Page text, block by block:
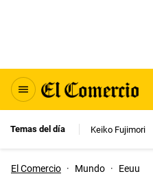
Temas del día Keiko Fujimori
El Comercio · Mundo · Eeuu